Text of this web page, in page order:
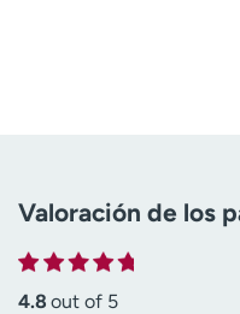
Valoración de los
4.8 out of 5